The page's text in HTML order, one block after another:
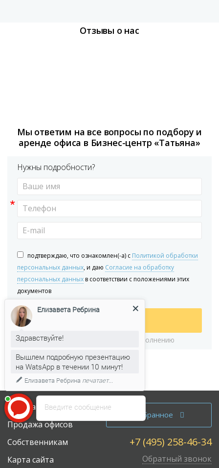
Отзывы о нас
Мы ответим на все вопросы по подбору и
аренде офиса в Бизнес-центр «Татьяна»
Нужны подробности?
*
подтверждаю, что ознакомлен(-а) с Политикой обработки
персональных данных, и даю Согласие на обработку
персональных данныхв соответствии с положениями этих
документов
* – поля обязательные к заполнению
Аренда офисов
Продажа офисов
Собственникам
Карта сайта
Избранное
+7 (495) 258-46-34
Обратный звонок
Введите сообщение
Елизавета Ребрина
Здравствуйте!
Вышлем подробную презентацию
на WatsApp в течении 10 минут!
Елизавета Ребрина печатает...